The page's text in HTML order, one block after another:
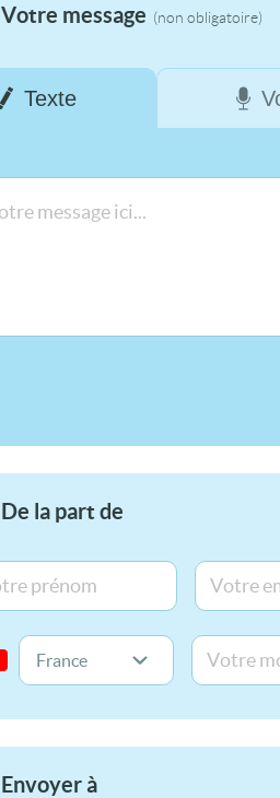
Votre message (non obligatoire)
Texte
De la part de
Envoyer à